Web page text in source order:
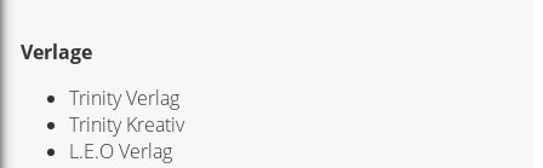
Verlage
Trinity Verlag
Trinity Kreativ
L.E.O Verlag